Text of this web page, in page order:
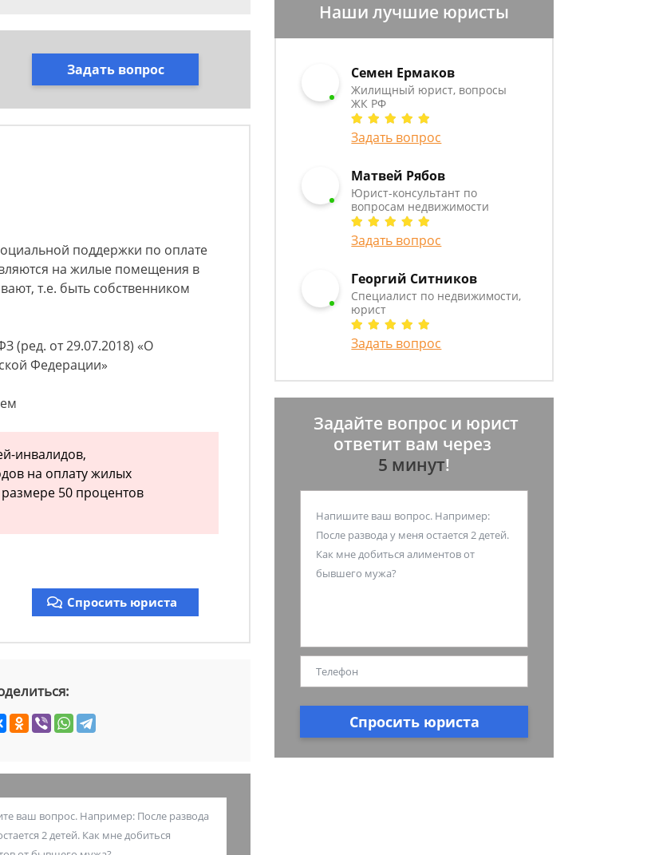
Задать вопрос
поддержки по оплате
на жилые помещения в
т.е. быть собственником
(ред. от 29.07.2018) «О
Федерации»
инвалидов,
на оплату жилых
50 процентов
Спросить юриста
Наши лучшие юристы
Семен Ермаков
Жилищный юрист, вопросы
ЖК РФ
Задать вопрос
Матвей Рябов
Юрист-консультант по
вопросам недвижимости
Задать вопрос
Георгий Ситников
Специалист по недвижимости,
юрист
Задать вопрос
Задайте вопрос и юрист
ответит вам через
5 минут!
Спросить юриста